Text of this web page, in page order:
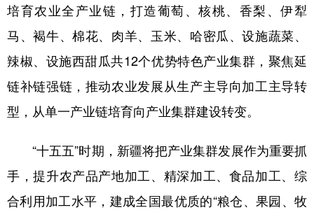
北京 天津 河北 山西
辽宁 吉林 上海 江苏
浙江 安徽 福建 江西
四川 贵州 云南 西藏
培育农业全产业链，打造葡萄、核桃、香梨、伊犁
马、褐牛、棉花、肉羊、玉米、哈密瓜、设施蔬菜、
辣椒、设施西甜瓜共12个优势特色产业集群，聚焦延
链补链强链，推动农业发展从生产主导向加工主导转
型，从单一产业链培育向产业集群建设转变。
“十五五”时期，新疆将把产业集群发展作为重要抓
手，提升农产品产地加工、精深加工、食品加工、综
合利用加工水平，建成全国最优质的“粮仓、果园、牧